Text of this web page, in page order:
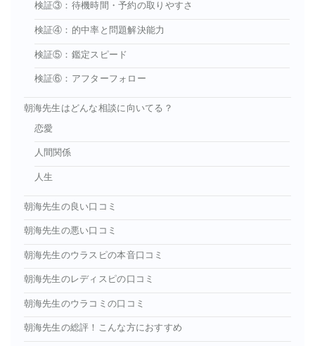
検証③：待機時間・予約の取りやすさ
検証④：的中率と問題解決能力
検証⑤：鑑定スピード
検証⑥：アフターフォロー
朝海先生はどんな相談に向いてる？
恋愛
人間関係
人生
朝海先生の良い口コミ
朝海先生の悪い口コミ
朝海先生のウラスピの本音口コミ
朝海先生のレディスピの口コミ
朝海先生のウラコミの口コミ
朝海先生の総評！こんな方におすすめ